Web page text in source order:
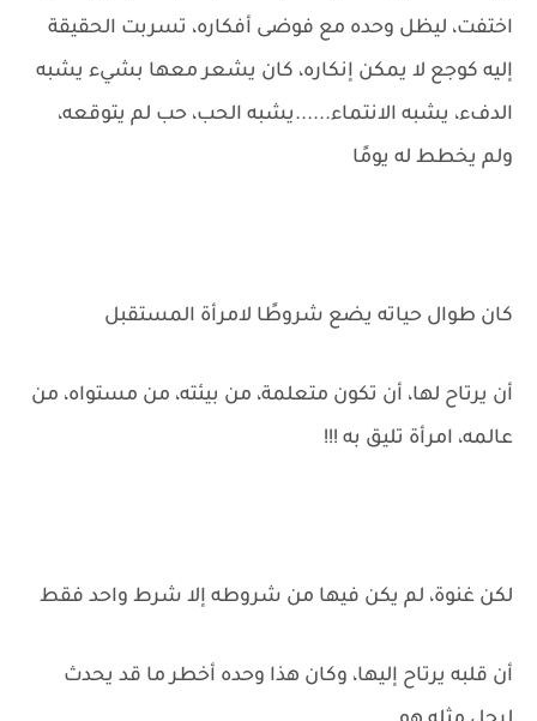
اختفت، ليظل وحده مع فوضى أفكاره، تسربت الحقيقة
إليه كوجع لا يمكن إنكاره، كان يشعر معها بشيء يشبه
الدفء، يشبه الانتماء......يشبه الحب، حب لم يتوقعه،
ولم يخطط له يومًا
كان طوال حياته يضع شروطًا لامرأة المستقبل
أن يرتاح لها، أن تكون متعلمة، من بيئته، من مستواه، من
عالمه، امرأة تليق به !!!
لكن غنوة، لم يكن فيها من شروطه إلا شرط واحد فقط
أن قلبه يرتاح إليها، وكان هذا وحده أخطر ما قد يحدث